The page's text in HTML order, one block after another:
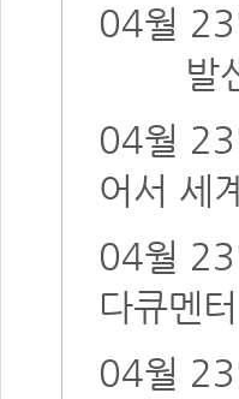
04월 23
발
04월 23
어서 세
04월 23
다큐멘
04월 23